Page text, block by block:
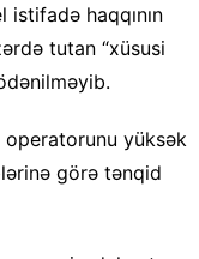
haqqının
tutan “xüsusi
operatorunu yüksək
görə tənqid